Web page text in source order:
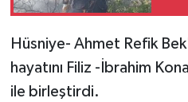
Hüsniye- Ahmet Refik
hayatını Filiz -İbrahim
ile birleştirdi.